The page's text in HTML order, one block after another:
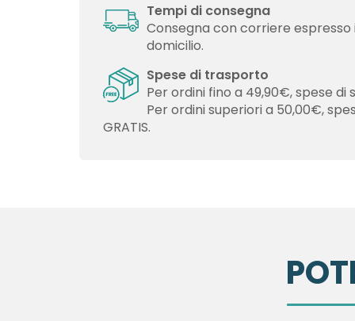
Tempi di consegna
Consegna con corriere
domicilio.
Spese di trasporto
Per ordini fino a 49,90€, spese di
Per ordini superiori a 50,00€,
GRATIS.